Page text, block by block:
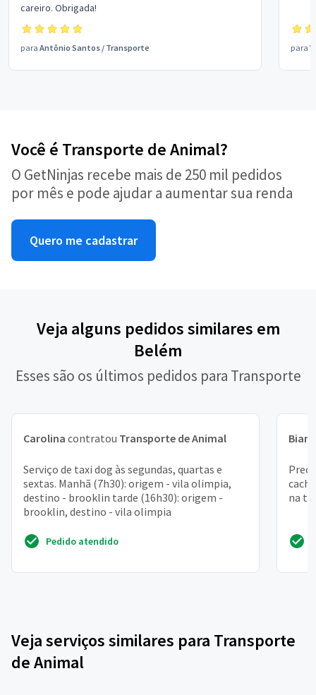
careiro. Obrigada!
para Antônio Santos / Transporte para
Você é Transporte de Animal?
O GetNinjas recebe mais de 250 mil pedidos
por mês e pode ajudar a aumentar sua renda
Quero me cadastrar
Veja alguns pedidos similares em
Belém
Esses são os últimos pedidos para Transporte
Carolina contratou Transporte de Animal
Serviço de taxi dog às segundas, quartas e
sextas. Manhã (7h30): origem - vila olimpia,
destino - brooklin tarde (16h30): origem -
brooklin, destino - vila olimpia
Pedido atendido
na
Veja serviços similares para Transporte
de Animal